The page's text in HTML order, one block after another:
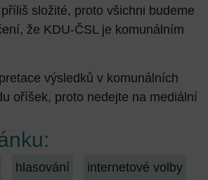
složité, proto všichni budeme
že KDU-ČSL je komunálním
výsledků v komunálních
oříšek, proto nedejte na mediální
hlasování internetové volby